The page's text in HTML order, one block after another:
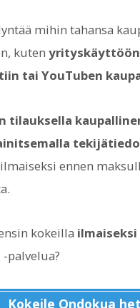
mihin tahansa
kuten
tai YouTuben
tilauksella
ennen
kokeilla ilmaiseksi
-palvelua?
Kokeile Ondokua